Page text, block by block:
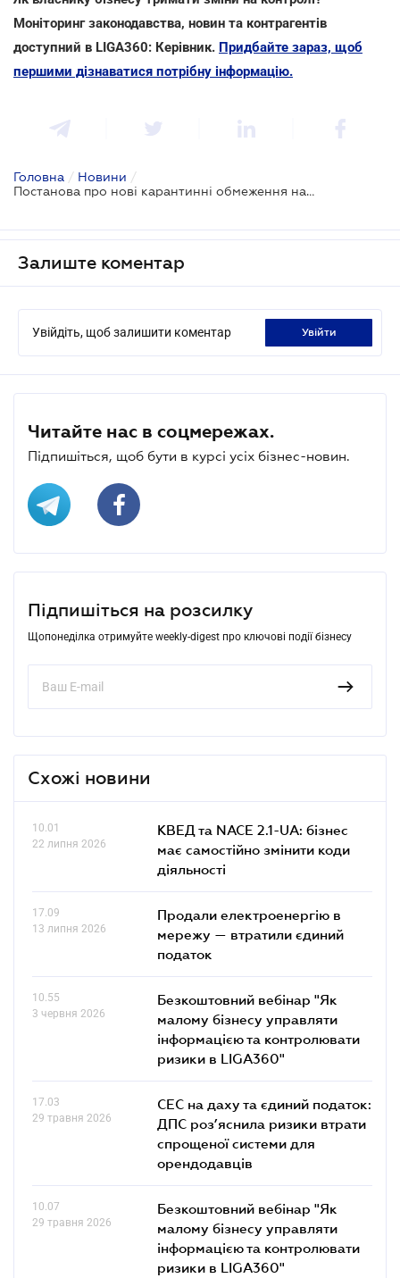
Моніторинг законодавства, новин та контрагентів
доступний в LIGA360: Керівник. Придбайте зараз, щоб
першими дізнаватися потрібну інформацію.
Головна / Новини /
Постанова про нові карантинні обмеження набула чинності
Залиште коментар
Увійдіть, щоб залишити коментар увійти
Читайте нас в соцмережах.
Підпишіться, щоб бути в курсі усіх бізнес-новин.
Підпишіться на розсилку
Щопонеділка отримуйте weekly-digest про ключові події бізнесу
Схожі новини
10.01
22 липня 2026
КВЕД та NACE 2.1-UA: бізнес
має самостійно змінити коди
діяльності
17.09
13 липня 2026
Продали електроенергію в
мережу — втратили єдиний
податок
10.55
3 червня 2026
Безкоштовний вебінар "Як
малому бізнесу управляти
інформацією та контролювати
ризики в LIGA360"
17.03
29 травня 2026
СЕС на даху та єдиний податок:
ДПС роз’яснила ризики втрати
спрощеної системи для
орендодавців
10.07
29 травня 2026
Безкоштовний вебінар "Як
малому бізнесу управляти
інформацією та контролювати
ризики в LIGA360"